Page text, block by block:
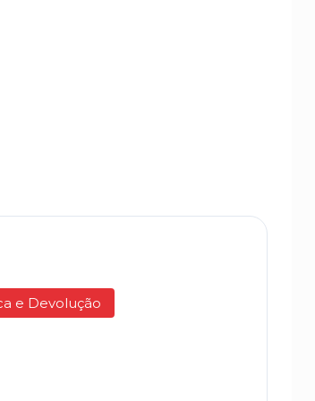
e Devolução